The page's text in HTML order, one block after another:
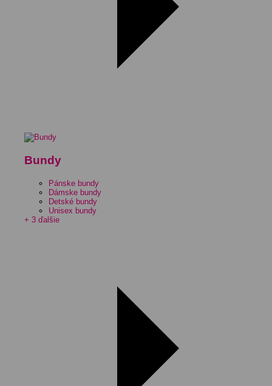
Bundy
Pánske bundy
Dámske bundy
Detské bundy
Unisex bundy
+ 3 ďalšie